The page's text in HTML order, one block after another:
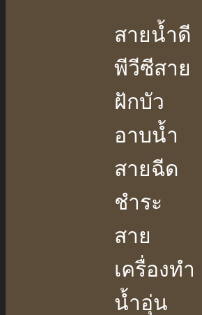
สายน้ำดี
พีวีซีสาย
ฝักบัว
อาบน้ำ
สายฉีด
ชำระ
สาย
เครื่องทำ
น้ำอุ่น